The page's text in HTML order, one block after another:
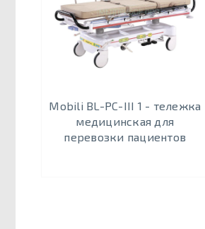
Mobili BL-PC-III 1 - тележка
медицинская для
перевозки пациентов